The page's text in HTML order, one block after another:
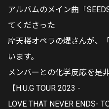
アルバムのメイン曲「
てくださった
摩天楼オペラの燿さんが、
います。
メンバーとの化学反応を是
【H.U.G TOUR 2023 -
LOVE THAT NEVER ENDS-